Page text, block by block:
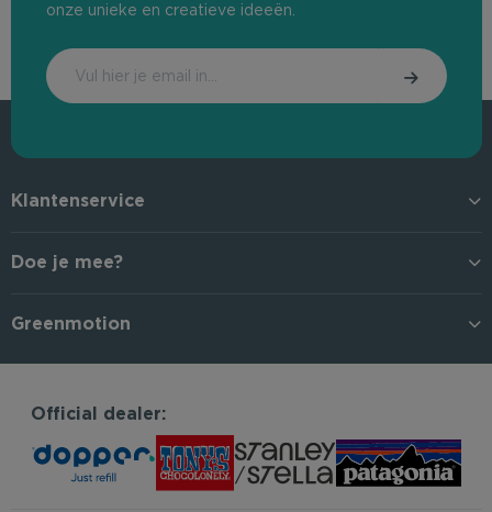
onze unieke en creatieve ideeën.
Klantenservice
Doe je mee?
Greenmotion
Official dealer: